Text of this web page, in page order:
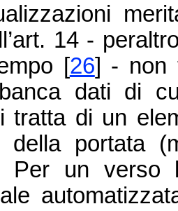
14 -
[26] - non
dati di
tratta di un
della portata
Per un verso